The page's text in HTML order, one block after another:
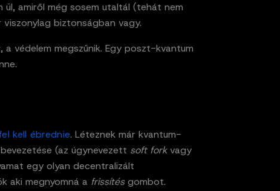
amiről még sosem utaltál (tehát nem
biztonságban vagy.
védelem megszűnik. Egy poszt-kvantum
kell ébrednie. Léteznek már kvantum-
(az úgynevezett soft forkvagy
egy olyan decentralizált
aki megnyomná a frissítésgombot.